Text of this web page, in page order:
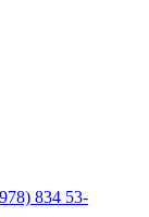
834 53-